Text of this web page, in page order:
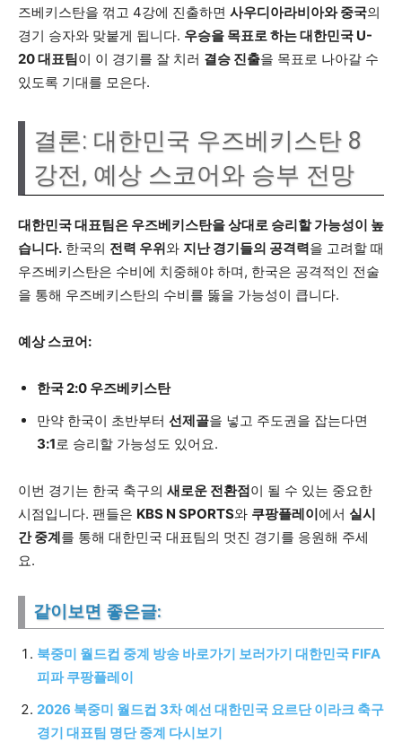
즈베키스탄을 꺾고 4강에 진출하면 사우디아라비아와 중국의
경기 승자와 맞붙게 됩니다. 우승을 목표로 하는 대한민국 U-
20 대표팀이 이 경기를 잘 치러 결승 진출을 목표로 나아갈 수
있도록 기대를 모은다.
결론: 대한민국 우즈베키스탄 8
강전, 예상 스코어와 승부 전망
대한민국 대표팀은 우즈베키스탄을 상대로 승리할 가능성이 높
습니다. 한국의 전력 우위와 지난 경기들의 공격력을 고려할 때
우즈베키스탄은 수비에 치중해야 하며, 한국은 공격적인 전술
을 통해 우즈베키스탄의 수비를 뚫을 가능성이 큽니다.
예상 스코어:
한국 2:0 우즈베키스탄
만약 한국이 초반부터 선제골을 넣고 주도권을 잡는다면
3:1로 승리할 가능성도 있어요.
이번 경기는 한국 축구의 새로운 전환점이 될 수 있는 중요한
시점입니다. 팬들은 KBS N SPORTS와 쿠팡플레이에서 실시
간 중계를 통해 대한민국 대표팀의 멋진 경기를 응원해 주세
요.
같이보면 좋은글:
북중미 월드컵 중계 방송 바로가기 보러가기 대한민국 FIFA
피파 쿠팡플레이
2026 북중미 월드컵 3차 예선 대한민국 요르단 이라크 축구
경기 대표팀 명단 중계 다시보기